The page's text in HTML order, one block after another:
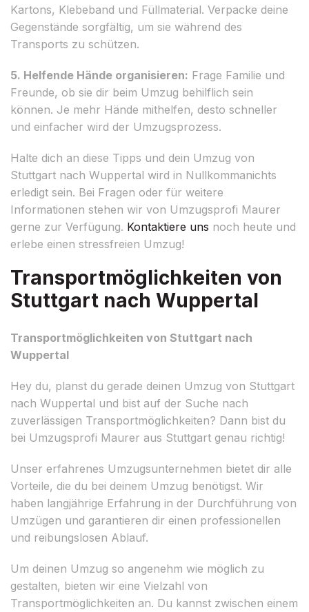
Kartons, Klebeband und Füllmaterial. Verpacke deine
Gegenstände sorgfältig, um sie während des
Transports zu schützen.
5. Helfende Hände organisieren: Frage Familie und
Freunde, ob sie dir beim Umzug behilflich sein
können. Je mehr Hände mithelfen, desto schneller
und einfacher wird der Umzugsprozess.
Halte dich an diese Tipps und dein Umzug von
Stuttgart nach Wuppertal wird in Nullkommanichts
erledigt sein. Bei Fragen oder für weitere
Informationen stehen wir von Umzugsprofi Maurer
gerne zur Verfügung. Kontaktiere uns noch heute und
erlebe einen stressfreien Umzug!
Transportmöglichkeiten von
Stuttgart nach Wuppertal
Transportmöglichkeiten von Stuttgart nach
Wuppertal
Hey du, planst du gerade deinen Umzug von Stuttgart
nach Wuppertal und bist auf der Suche nach
zuverlässigen Transportmöglichkeiten? Dann bist du
bei Umzugsprofi Maurer aus Stuttgart genau richtig!
Unser erfahrenes Umzugsunternehmen bietet dir alle
Vorteile, die du bei deinem Umzug benötigst. Wir
haben langjährige Erfahrung in der Durchführung von
Umzügen und garantieren dir einen professionellen
und reibungslosen Ablauf.
Um deinen Umzug so angenehm wie möglich zu
gestalten, bieten wir eine Vielzahl von
Transportmöglichkeiten an. Du kannst zwischen einem